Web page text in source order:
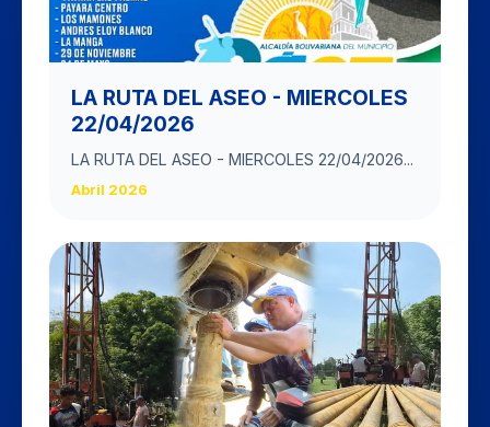
LA RUTA DEL ASEO - MIERCOLES
22/04/2026
LA RUTA DEL ASEO - MIERCOLES 22/04/2026...
Abril 2026